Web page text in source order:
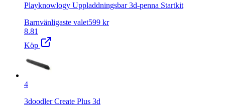
Playknowlogy Uppladdningsbar 3d-penna Startkit
Barnvänligaste valet599 kr
8.81
Köp
4
3doodler Create Plus 3d